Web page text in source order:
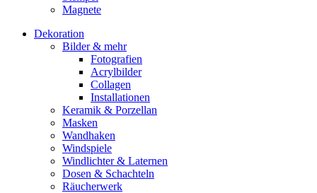
Magnete
Dekoration
Bilder & mehr
Fotografien
Acrylbilder
Collagen
Installationen
Keramik & Porzellan
Masken
Wandhaken
Windspiele
Windlichter & Laternen
Dosen & Schachteln
Räucherwerk